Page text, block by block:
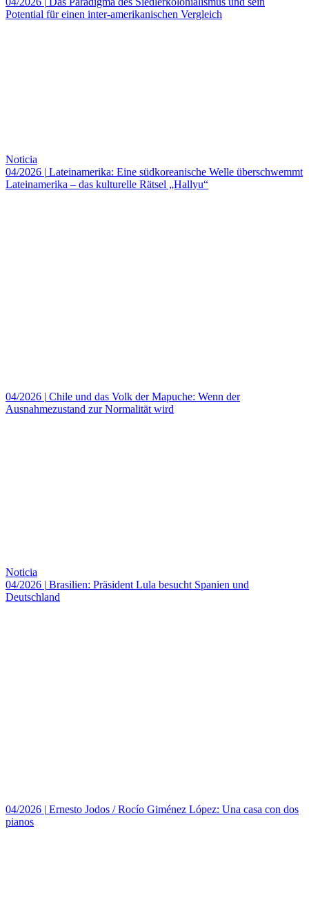
Potential für einen inter-amerikanischen Vergleich
Noticia
04/2026 | Lateinamerika: Eine südkoreanische Welle überschwemmt
Lateinamerika – das kulturelle Rätsel „Hallyu“
04/2026 | Chile und das Volk der Mapuche: Wenn der
Ausnahmezustand zur Normalität wird
Noticia
04/2026 | Brasilien: Präsident Lula besucht Spanien und
Deutschland
04/2026 | Ernesto Jodos / Rocío Giménez López: Una casa con dos
pianos